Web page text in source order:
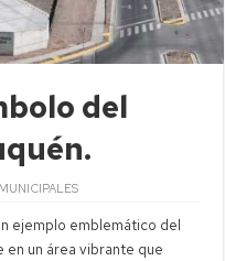
del
MUNICIPALES
ejemplo emblemático del
en un área vibrante que